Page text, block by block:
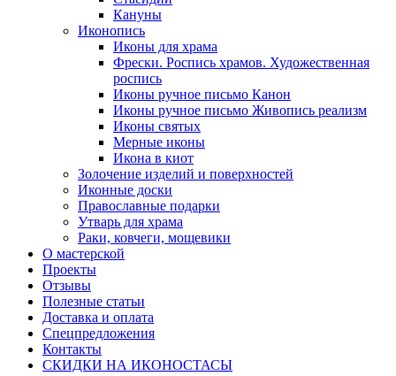
Кануны
Иконопись
Иконы для храма
Фрески. Роспись храмов. Художественная
роспись
Иконы ручное письмо Канон
Иконы ручное письмо Живопись реализм
Иконы святых
Мерные иконы
Икона в киот
Золочение изделий и поверхностей
Иконные доски
Православные подарки
Утварь для храма
Раки, ковчеги, мощевики
О мастерской
Проекты
Отзывы
Полезные статьи
Доставка и оплата
Спецпредложения
Контакты
СКИДКИ НА ИКОНОСТАСЫ